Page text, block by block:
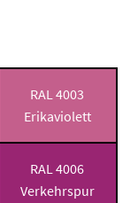
RAL 4003
Erikaviolett
RAL 4006
Verkehrspur